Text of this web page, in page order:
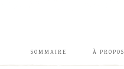
SOMMAIRE À PROPOS